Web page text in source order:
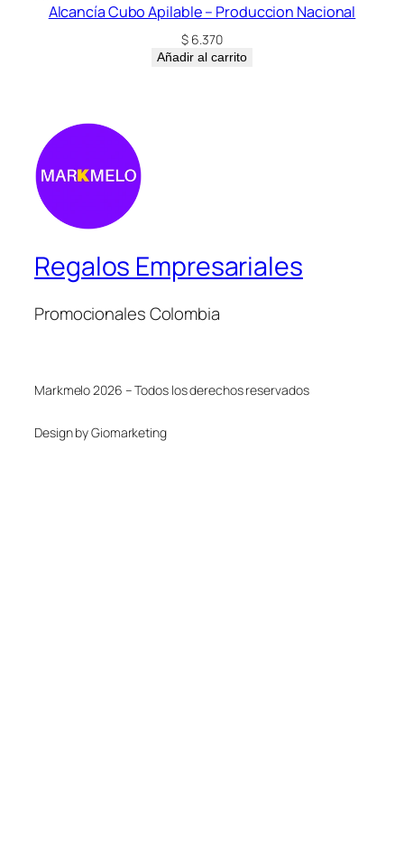
Alcancía Cubo Apilable – Produccion Nacional
$ 6.370
Añadir al carrito
Regalos Empresariales
Promocionales Colombia
Markmelo 2026 – Todos los derechos reservados
Design by Giomarketing